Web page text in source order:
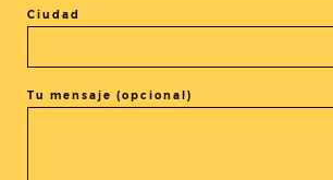
Ciudad
Tu mensaje (opcional)